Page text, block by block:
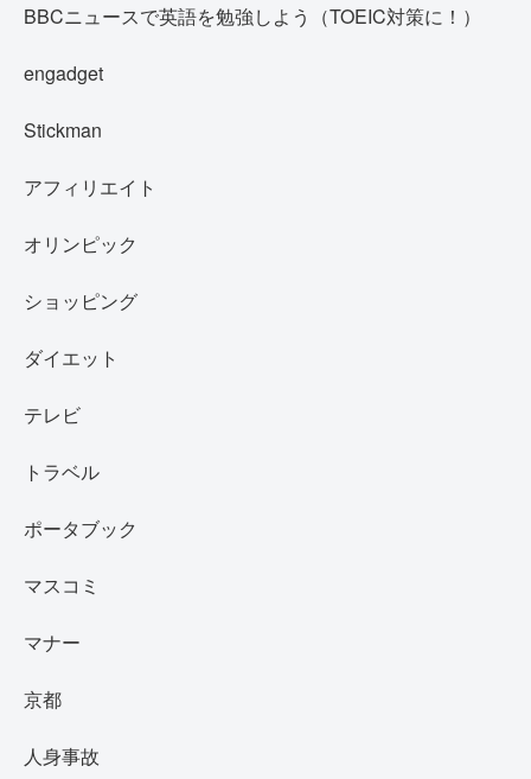
BBCニュースで英語を勉強しよう（TOEIC対策に！）
engadget
Stickman
アフィリエイト
オリンピック
ショッピング
ダイエット
テレビ
トラベル
ポータブック
マスコミ
マナー
京都
人身事故